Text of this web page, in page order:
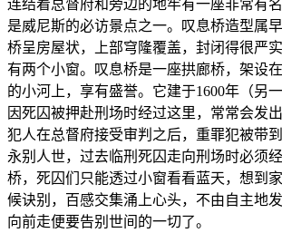
连结着总督府和旁边的地牢有一座非常有
是威尼斯的必访景点之一。叹息桥造型属
桥呈房屋状，上部穹隆覆盖，封闭得很严
有两个小窗。叹息桥是一座拱廊桥，架设
的小河上，享有盛誉。它建于1600年（另一
因死囚被押赴刑场时经过这里，常常会发
犯人在总督府接受审判之后，重罪犯被带
永别人世，过去临刑死囚走向刑场时必须
桥，死囚们只能透过小窗看看蓝天，想到
候诀别，百感交集涌上心头，不由自主
向前走便要告别世间的一切了。